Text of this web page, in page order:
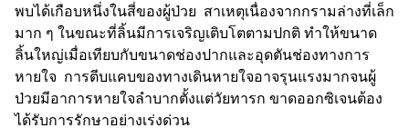
พบได้เกือบหนึ่งในสี่ของผู้ป่วย สาเหตุเนื่องจากกรามล่างที่เล็ก
มาก ๆ ในขณะที่ลิ้นมีการเจริญเติบโตตามปกติ ทำให้ขนาด
ลิ้นใหญ่เมื่อเทียบกับขนาดช่องปากและอุดตันช่องทางการ
หายใจ การตีบแคบของทางเดินหายใจอาจรุนแรงมากจนผู้
ป่วยมีอาการหายใจลำบากตั้งแต่วัยทารก ขาดออกซิเจนต้อง
ได้รับการรักษาอย่างเร่งด่วน